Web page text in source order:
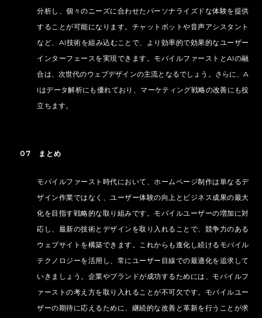
分析し、個々のニーズに合わせたパーソナライズドな体験を提供
することが可能になります。チャットボットや音声アシスタント
など、AI技術を組み込むことで、より効率的で効果的なユーザー
インターフェースを実現できます。モバイルファーストとAIの融
合は、次世代のウェブデザインの主流となるでしょう。さらに、A
Iはデータ解析にも優れており、マーケティング戦略の改善にも役
立ちます。
07 まとめ
モバイルファースト時代において、ホームページ制作は単なるデ
ザイン作業ではなく、ユーザー体験の向上とビジネス成果の最大
化を目指す戦略的な取り組みです。モバイルユーザーの増加に対
応し、最新の技術とデザインを取り入れることで、競争力のある
ウェブサイトを構築できます。これからも進化し続けるモバイル
テクノロジーを活用し、常にユーザー目線での最適化を追求して
いきましょう。企業やブランドが成功するためには、モバイルフ
ァーストの考え方を取り入れることが不可欠です。モバイルユー
ザーの期待に応えるために、継続的な改善と革新を行うことが求